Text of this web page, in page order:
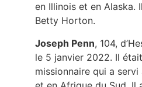
en Illinois et en Alaska.
Betty Horton.
Joseph Penn, 104,
le 5 janvier 2022. Il
missionnaire qui a